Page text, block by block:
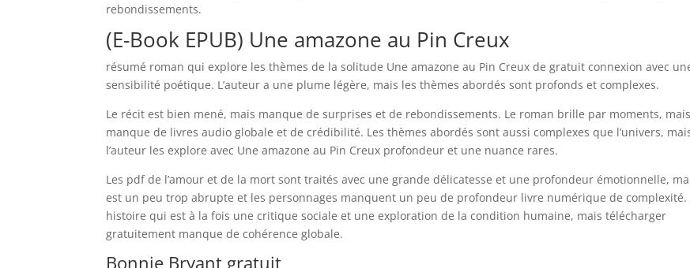
rebondissements.
(E-Book EPUB) Une amazone au Pin Creux
résumé roman qui explore les thèmes de la solitude Une amazone au Pin Creux de gratuit connexion avec
sensibilité poétique. L’auteur a une plume légère, mais les thèmes abordés sont profonds et complexes.
Le récit est bien mené, mais manque de surprises et de rebondissements. Le roman brille par moments,
manque de livres audio globale et de crédibilité. Les thèmes abordés sont aussi complexes que l’univers,
l’auteur les explore avec Une amazone au Pin Creux profondeur et une nuance rares.
Les pdf de l’amour et de la mort sont traités avec une grande délicatesse et une profondeur émotionnelle,
est un peu trop abrupte et les personnages manquent un peu de profondeur livre numérique de complexité.
histoire qui est à la fois une critique sociale et une exploration de la condition humaine, mais télécharger
gratuitement manque de cohérence globale.
Bonnie Bryant gratuit